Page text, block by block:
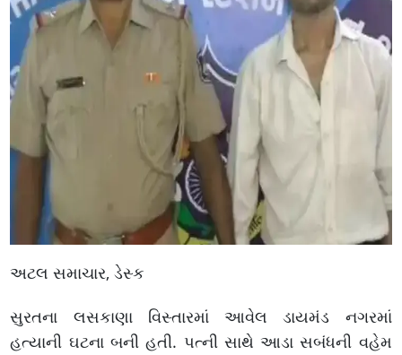
અટલ સમાચાર, ડેસ્ક
સુરતના લસકાણા વિસ્તારમાં આવેલ ડાયમંડ નગરમાં
હત્યાની ઘટના બની હતી. પત્ની સાથે આડા સબંધની વહેમ